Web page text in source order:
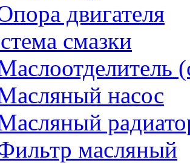
двигателя
смазки
насос
масляный